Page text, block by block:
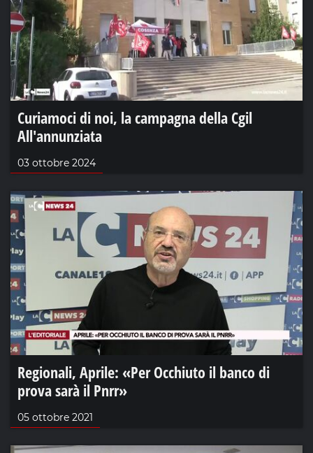
Curiamoci di noi, la campagna della Cgil
All'annunziata
03 ottobre 2024
Regionali, Aprile: «Per Occhiuto il banco di
prova sarà il Pnrr»
05 ottobre 2021